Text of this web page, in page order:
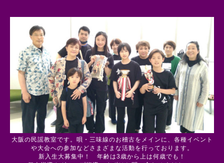
大阪の民謡教室です。唄・三味線のお稽古をメインに、各種イベント
や大会への参加などさまざまな活動を行っております。
新入生大募集中！ 年齢は3歳から上は何歳でも！